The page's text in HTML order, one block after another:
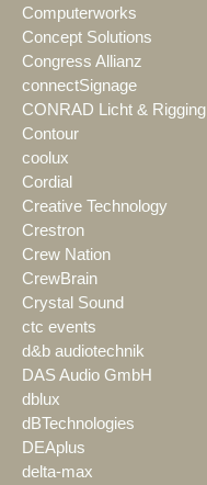
Computerworks
Concept Solutions
Congress Allianz
connectSignage
CONRAD Licht & Rigging
Contour
coolux
Cordial
Creative Technology
Crestron
Crew Nation
CrewBrain
Crystal Sound
ctc events
d&b audiotechnik
DAS Audio GmbH
dblux
dBTechnologies
DEAplus
delta-max